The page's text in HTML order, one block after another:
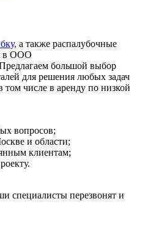
, а также распалубочные
в ООО
большой выбор
для решения любых задач
том числе в аренду по низкой
вопросов;
и области;
клиентам;
специалисты перезвонят и